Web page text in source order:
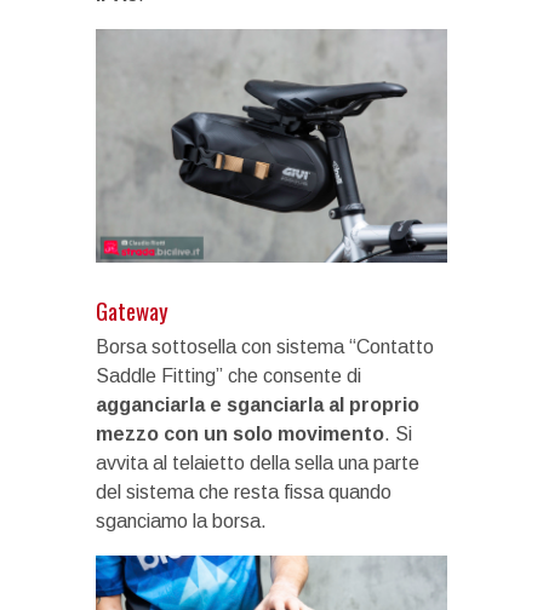
Gateway
Borsa sottosella con sistema “Contatto
Saddle Fitting” che consente di
agganciarla e sganciarla al proprio
mezzo con un solo movimento. Si
avvita al telaietto della sella una parte
del sistema che resta fissa quando
sganciamo la borsa.